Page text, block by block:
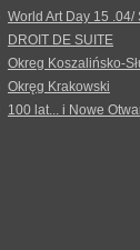
World Art Day 15
DROIT DE SUITE
Okreg Koszalińsko-
Okręg Krakowski
100 lat... i Nowe